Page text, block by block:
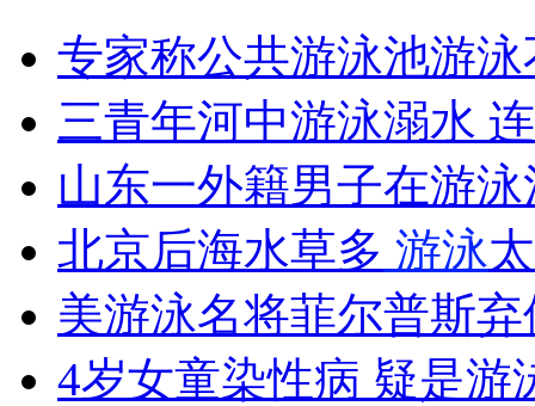
女孩北京地铁殴打老人 痛下狠手拳打脚踢
无痛分娩是否安全 医生回应
外交部：反对强权政治霸凌主义
外交部：有关国家言论片面不公正
专家称公共游泳池游
三青年河中游泳溺水
山东一外籍男子在游
北京后海水草多 游泳
美游泳名将菲尔普斯
4岁女童染性病 疑是游